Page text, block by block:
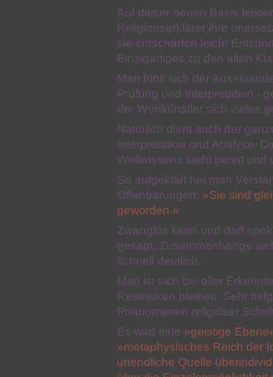
Auf dieser neuen Basis
Religionserklärer ihre
sie entschärfen leicht
Einzigartiges zu den alten
Man fühlt sich der
Prüfung und Interpretation -
der Wortkünstler sich vieles
Natürlich dient auch der
Interpretation und Analyse.
Weltwissens steht bereit und
So aufgeklärt hat man
Offenbarungen: »Sie sind
geworden.«
Zwanglos kann und darf
gesagt, Zusammenhänge
schnell deutlich.
Man ist sich bei aller
Restrisiken bleiben. Sehr
Phänomenen religiöser
Es wird eine »geistige
»metaphysisches Reich der
unendliche Quelle